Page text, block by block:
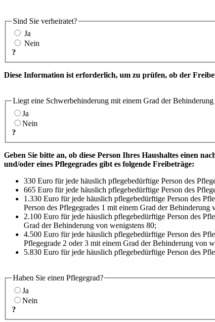
Sind Sie verheiratet?
Ja
Nein
?
Diese Information ist erforderlich, um zu prüfen, ob der
Liegt eine Schwerbehinderung mit einem Grad der
Ja
Nein
?
Geben Sie bitte an, ob diese Person Ihres Haushaltes einen
und/oder eines Pflegegrades gibt es folgende Freibeträge:
330 Euro für jede häuslich pflegebedürftige Person des
665 Euro für jede häuslich pflegebedürftige Person des
1.330 Euro für jede häuslich pflegebedürftige Person des
Person des Pflegegrades 1 mit einem Grad der Behinderung
2.100 Euro für jede häuslich pflegebedürftige Person des
Grad der Behinderung von wenigstens 80;
4.500 Euro für jede häuslich pflegebedürftige Person des
Pflegegrade 2 oder 3 mit einem Grad der Behinderung von
5.830 Euro für jede häuslich pflegebedürftige Person des
Haben Sie einen Pflegegrad?
Ja
Nein
?